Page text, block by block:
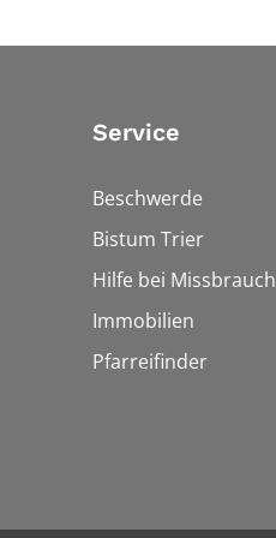
Service
Beschwerde
Bistum Trier
Hilfe bei Missbrauch
Immobilien
Pfarreifinder